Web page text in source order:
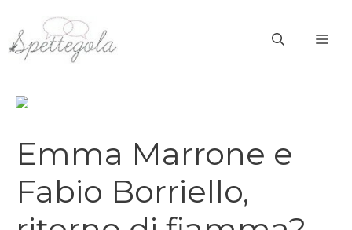
contenuto
Emma Marrone e
Fabio Borriello,